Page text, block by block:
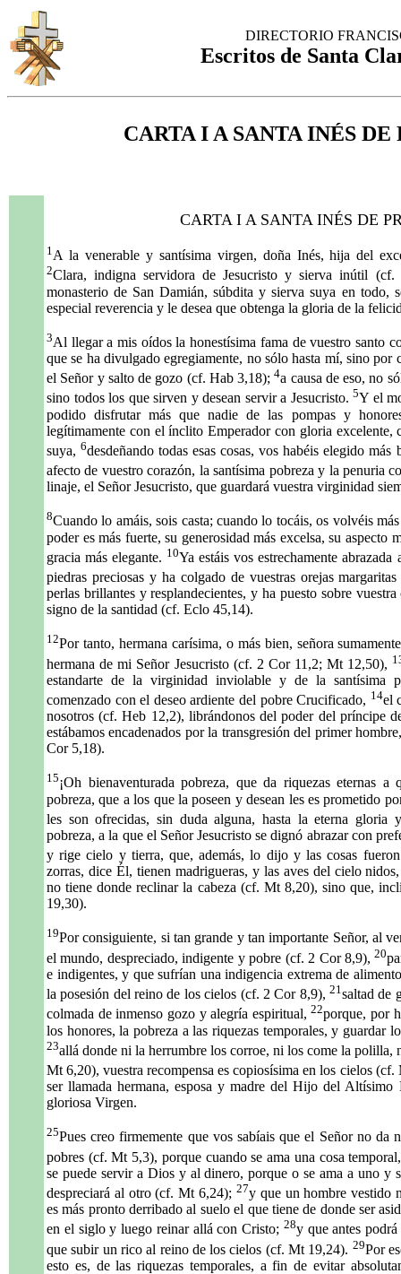
DIRECTORIO
Escritos de Santa
CARTA I A SANTA INÉS
CARTA I A SANTA INÉS DE
1A la venerable y santísima virgen, doña Inés, hija del
2Clara, indigna servidora de Jesucristo y sierva inútil
monasterio de San Damián, súbdita y sierva suya en todo,
especial reverencia y le desea que obtenga la gloria de la
3Al llegar a mis oídos la honestísima fama de vuestro santo
que se ha divulgado egregiamente, no sólo hasta mí, sino
el Señor y salto de gozo (cf. Hab 3,18);4a causa de eso, no
sino todos los que sirven y desean servir a Jesucristo.5Y el
podido disfrutar más que nadie de las pompas y
legítimamente con el ínclito Emperador con gloria excelente,
suya,6desdeñando todas esas cosas, vos habéis elegido
afecto de vuestro corazón, la santísima pobreza y la penuria
linaje, el Señor Jesucristo, que guardará vuestra virginidad
8Cuando lo amáis, sois casta; cuando lo tocáis, os volvéis
poder es más fuerte, su generosidad más excelsa, su aspecto
gracia más elegante. 10Ya estáis vos estrechamente
piedras preciosas y ha colgado de vuestras orejas
perlas brillantes y resplandecientes, y ha puesto sobre
signo de la santidad (cf. Eclo 45,14).
12Por tanto, hermana carísima, o más bien, señora
hermana de mi Señor Jesucristo (cf. 2 Cor 11,2; Mt 12,50),
estandarte de la virginidad inviolable y de la santísima
comenzado con el deseo ardiente del pobre Crucificado, 14el
nosotros (cf. Heb 12,2), librándonos del poder del príncipe
estábamos encadenados por la transgresión del primer
Cor 5,18).
15¡Oh bienaventurada pobreza, que da riquezas eternas
pobreza, que a los que la poseen y desean les es prometido
les son ofrecidas, sin duda alguna, hasta la eterna gloria
pobreza, a la que el Señor Jesucristo se dignó abrazar con
y rige cielo y tierra, que, además, lo dijo y las cosas
zorras, dice Él, tienen madrigueras, y las aves del cielo
no tiene donde reclinar la cabeza (cf. Mt 8,20), sino que,
19,30).
19Por consiguiente, si tan grande y tan importante Señor, al
el mundo, despreciado, indigente y pobre (cf. 2 Cor 8,9),20
e indigentes, y que sufrían una indigencia extrema de
la posesión del reino de los cielos (cf. 2 Cor 8,9),21 saltad de
colmada de inmenso gozo y alegría espiritual,22porque, por
los honores, la pobreza a las riquezas temporales, y guardar
23allá donde ni la herrumbre los corroe, ni los come la polilla,
Mt 6,20), vuestra recompensa es copiosísima en los cielos
ser llamada hermana, esposa y madre del Hijo del
gloriosa Virgen.
25Pues creo firmemente que vos sabíais que el Señor no
pobres (cf. Mt 5,3), porque cuando se ama una cosa
se puede servir a Dios y al dinero, porque o se ama a uno y
despreciará al otro (cf. Mt 6,24); 27y que un hombre vestido
es más pronto derribado al suelo el que tiene de donde ser
en el siglo y luego reinar allá con Cristo; 28y que antes
que subir un rico al reino de los cielos (cf. Mt 19,24). 29Por
esto es, de las riquezas temporales, a fin de evitar